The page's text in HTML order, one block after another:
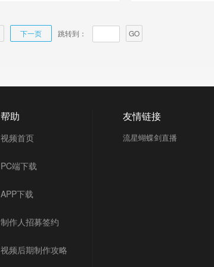
下一页 跳转到： GO
帮助
视频首页
PC端下载
APP下载
制作人招募签约
视频后期制作攻略
友情链接
流星蝴蝶剑直播